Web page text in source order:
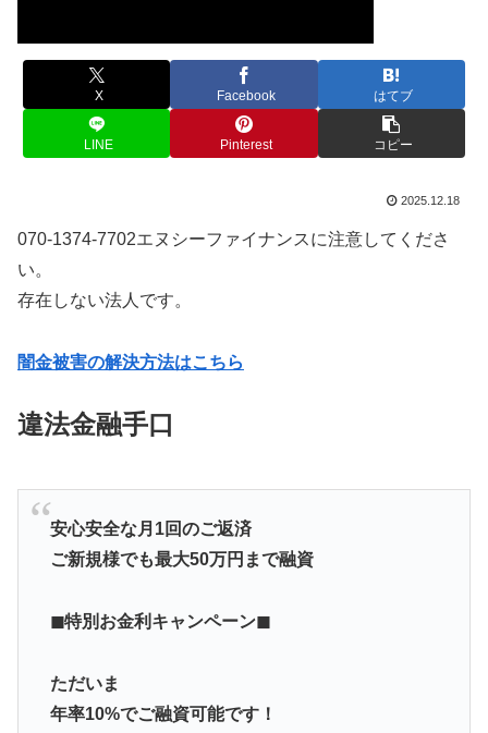
X Facebook はてブ
LINE Pinterest コピー
2025.12.18
070-1374-7702エヌシーファイナンスに注意してくださ
い。
存在しない法人です。
闇金被害の解決方法はこちら
違法金融手口
安心安全な月1回のご返済
ご新規様でも最大50万円まで融資
◼特別お金利キャンペーン◼
ただいま
年率10%でご融資可能です！